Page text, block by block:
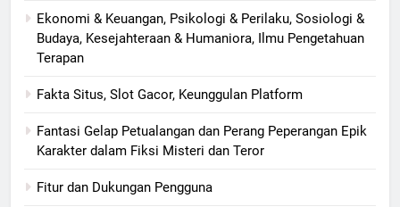
Ekonomi & Keuangan, Psikologi & Perilaku, Sosiologi &
Budaya, Kesejahteraan & Humaniora, Ilmu Pengetahuan
Terapan
Fakta Situs, Slot Gacor, Keunggulan Platform
Fantasi Gelap Petualangan dan Perang Peperangan Epik
Karakter dalam Fiksi Misteri dan Teror
Fitur dan Dukungan Pengguna